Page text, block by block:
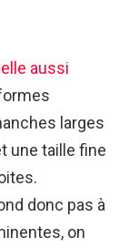
aussi
larges
une taille fine
donc pas à
on